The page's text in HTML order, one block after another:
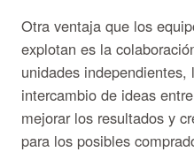
Otra ventaja que los
explotan es la
unidades
intercambio de ideas
mejorar los resultados y
para los posibles